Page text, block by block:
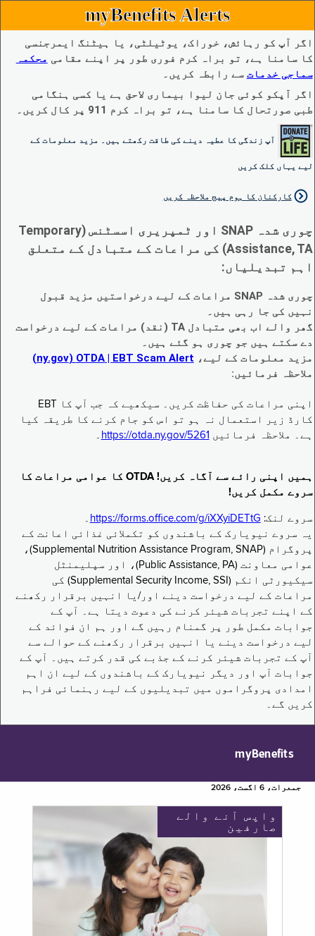
myBenefits Alerts
اگر آپ کو رہائش، خوراک، یوٹیلٹی، یا ہیٹنگ ایمرجنسی
کا سامنا ہے، تو براہ کرم فوری طور پر اپنے مقامی محکمہ
سماجی خدمات سے رابطہ کریں۔
اگر آپکو کوئی جان لیوا بیماری لاحق ہے یا کسی ہنگامی
طبی صورتحال کا سامنا ہے، تو براہ کرم 911 پر کال کریں۔
آپ زندگی کا عطیہ دینے کی طاقت رکھتے ہیں۔ مزید معلومات کے
لیے یہاں کلک کریں
کارکنان کا ہوم پیج ملاحظہ کریں
چوری شدہ SNAP اور ٹمپریری اسسٹنس (Temporary
Assistance, TA) کی مراعات کے متبادل کے متعلق
اہم تبدیلیاں:
چوری شدہ SNAP مراعات کے لیے درخواستیں مزید قبول
نہیں کی جا رہی ہیں۔
گھر والے اب بھی متبادل TA (نقد) مراعات کے لیے درخواست
دے سکتے ہیں جو چوری ہو گئے ہیں۔
مزید معلومات کے لیے، EBT Scam Alert ‏| OTDA ‏(ny.gov)
ملاحظہ فرمائیں:
اپنی مراعات کی حفاظت کریں۔ سیکھیے کہ جب آپ کا EBT
کارڈ زیر استعمال نہ ہو تو اس کو جام کرنے کا طریقہ کیا
ہے۔ ملاحظہ فرمائیں https://otda.ny.gov/5261 ۔
ہمیں اپنی رائے سے آگاہ کریں! OTDA کا عوامی مراعات کا
سروے مکمل کریں!
سروے لنک: https://forms.office.com/g/iXXyiDETtG ۔
یہ سروے نیویارک کے باشندوں کو تکملائی غذائی اعانت کے
پروگرام (Supplemental Nutrition Assistance Program, SNAP)،
عوامی معاونت (Public Assistance, PA)، اور سپلیمنٹل
سیکیورٹی انکم (Supplemental Security Income, SSI) کی
مراعات کے لیے درخواست دینے اور/یا انہیں برقرار رکھنے
کے اپنے تجربات شیئر کرنے کی دعوت دیتا ہے۔ آپ کے
جوابات مکمل طور پر گمنام رہیں گے اور ہم ان فوائد کے
لیے درخواست دینے یا انہیں برقرار رکھنے کے حوالے سے
آپ کے تجربات شیئر کرنے کے جذبے کی قدر کرتے ہیں۔ آپ کے
جوابات آپ اور دیگر نیویارک کے باشندوں کے لیے ان اہم
امدادی پروگراموں میں تبدیلیوں کے لیے رہنمائی فراہم
کریں گے۔
myBenefits
جمعرات، 6 اگست، 2026
واپس آنے والے
صارفین